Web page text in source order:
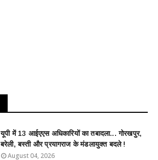
यूपी में 13 आईएएस अधिकारियों का तबादला... गोरखपुर,
बरेली, बस्ती और प्रयागराज के मंडलायुक्त बदले !
August 04, 2026